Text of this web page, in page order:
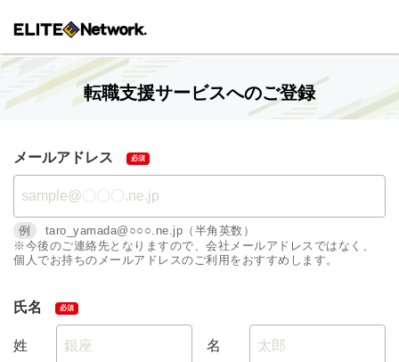
転職支援サービスへのご登録
メールアドレス
例
taro_yamada@○○○.ne.jp（半角英数）
※今後のご連絡先となりますので、会社メールアドレスではなく、
個人でお持ちのメールアドレスのご利用をおすすめします。
氏名
姓 名